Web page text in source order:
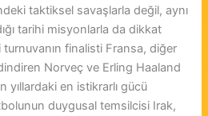
taktiksel savaşlarla değil, aynı
tarihi misyonlarla da dikkat
finalisti Fransa, diğer
Norveç ve Erling Haaland
yıllardaki en istikrarlı gücü
duygusal temsilcisi Irak,